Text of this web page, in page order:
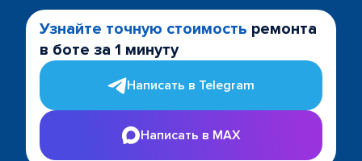
Узнайте точную стоимость ремонта
в боте за 1 минуту
Написать в Telegram
Написать в MAX